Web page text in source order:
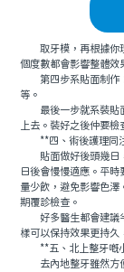
取牙模，再根據你理
個度數都會影響整體效
第四步系貼面制作：
等。
最後一步就系裝貼面
上去。裝好之後仲要
**四、術後護理同
貼面做好後頭幾日，
日後會慢慢適應。平
量少飲，避免影響色
期覆診檢查。
好多醫生都會建議半
樣可以保持效果更持久
**五、北上整牙嘅
去內地整牙雖然方便